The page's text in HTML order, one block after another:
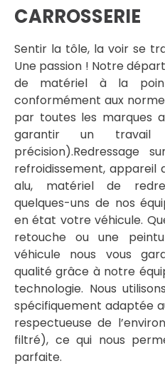
CARROSSERIE
Sentir la tôle, la voir se
Une passion ! Notre
de matériel à la
conformément aux
par toutes les marques
garantir un travail
précision).Redressage
refroidissement, appareil
alu, matériel de
quelques-uns de nos
en état votre véhicule.
retouche ou une
véhicule nous vous
qualité grâce à notre
technologie. Nous
spécifiquement adaptée
respectueuse de
filtré), ce qui nous
parfaite.